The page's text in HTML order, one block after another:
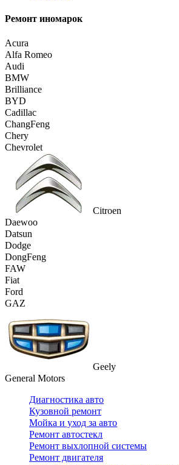
Ремонт иномарок
Acura
Alfa Romeo
Audi
BMW
Brilliance
BYD
Cadillac
ChangFeng
Chery
Chevrolet
Citroen
Daewoo
Datsun
Dodge
DongFeng
FAW
Fiat
Ford
GAZ
Geely
General Motors
Диагностика авто
Кузовной ремонт
Мойка и уход за авто
Ремонт автостекл
Ремонт выхлопной системы
Ремонт двигателя